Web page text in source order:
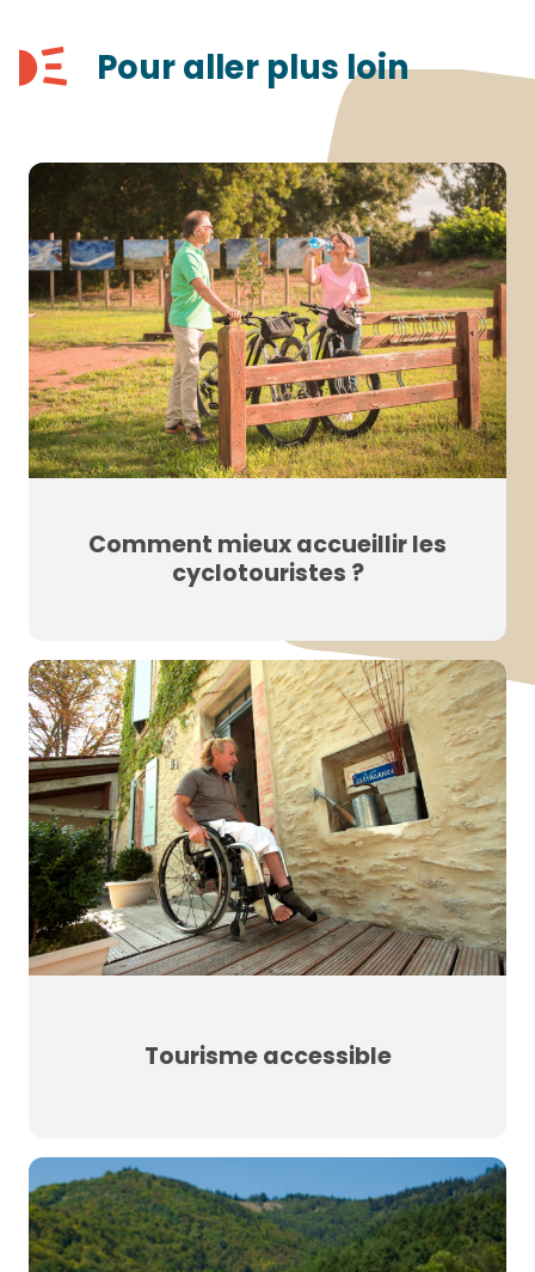
Pour aller plus loin
Comment mieux accueillir les
cyclotouristes ?
Tourisme accessible